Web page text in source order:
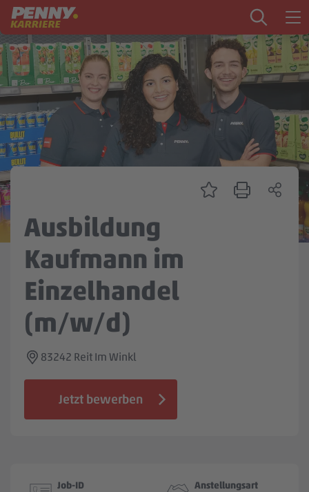
Zum Inhalt springen
Startseite
PENNY als Arbeitgeber
Ausbildung
Markt
Zentrale & Vertrieb
Mein Kandidat:innenprofil
Ausbildung
Kaufmann im
Einzelhandel
(m/w/d)
83242 Reit Im Winkl
Jetzt bewerben
Job-ID Anstellungsart